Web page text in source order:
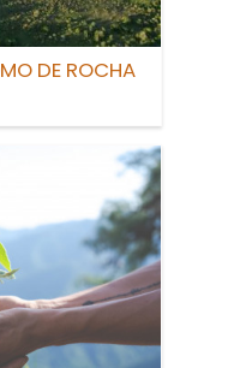
DE ROCHA